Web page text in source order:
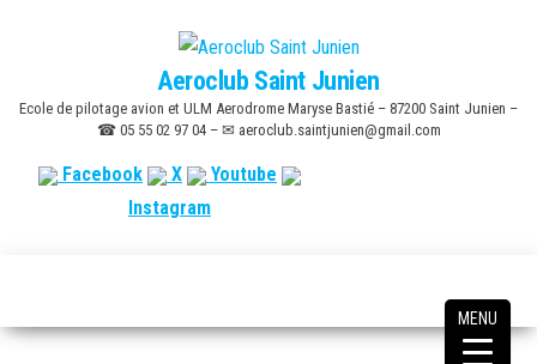
content
Aeroclub Saint Junien
Ecole de pilotage avion et ULM Aerodrome Maryse Bastié – 87200 Saint Junien –
☎ 05 55 02 97 04 – ✉ aeroclub.saintjunien@gmail.com
Facebook X
Youtube
Instagram
MENU